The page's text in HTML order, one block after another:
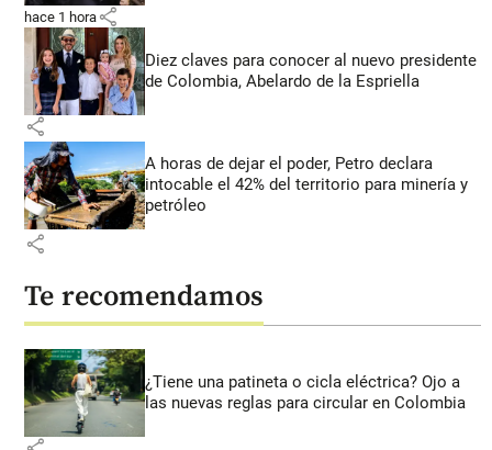
hace 1 hora share
Diez claves para conocer al nuevo presidente
de Colombia, Abelardo de la Espriella
share
A horas de dejar el poder, Petro declara
intocable el 42% del territorio para minería y
petróleo
share
Te recomendamos
¿Tiene una patineta o cicla eléctrica? Ojo a
las nuevas reglas para circular en Colombia